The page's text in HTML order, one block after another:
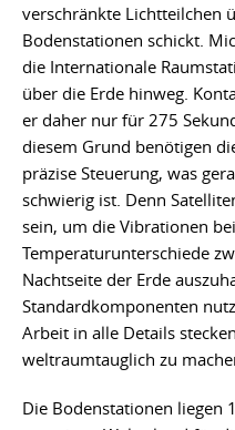
verschränkte Lichtteilchen
Bodenstationen schickt.
die Internationale
über die Erde hinweg.
er daher nur für 275
diesem Grund benötigen
präzise Steuerung, was
schwierig ist. Denn
sein, um die Vibrationen
Temperaturunterschiede
Nachtseite der Erde
Standardkomponenten
Arbeit in alle Details
weltraumtauglich zu
Die Bodenstationen liegen